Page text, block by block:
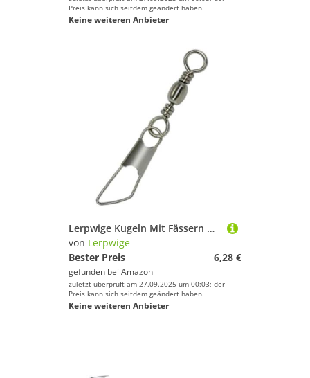
Preis kann sich seitdem geändert haben.
Keine weiteren Anbieter
Lerpwige Kugeln Mit Fässern Wirbelsäule Fischerei Fässer Fässer Messing Fischereianschluss Für Süßwassersalzwassermessing
von Lerpwige
Bester Preis
6,28 €
gefunden bei Amazon
zuletzt überprüft am 27.09.2025 um 00:03; der
Preis kann sich seitdem geändert haben.
Keine weiteren Anbieter